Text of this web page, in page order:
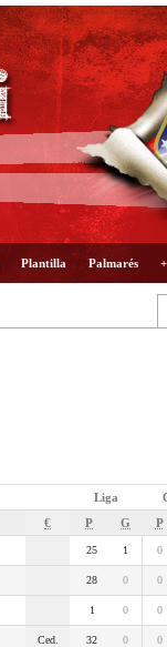
Plantilla Palmarés
Liga
€ P G P
25 1 0
28 0 0
1 0 0
Ced. 32 0 0